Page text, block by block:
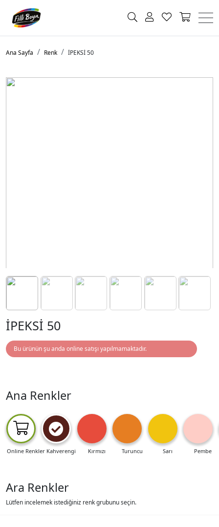
Ana Sayfa Renk İPEKSİ 50
İPEKSİ 50
Bu ürünün şu anda online satışı yapılmamaktadır.
Ana Renkler
Online Renkler Kahverengi Kırmızı Turuncu Sarı Pembe
Ara Renkler
Lütfen incelemek istediğiniz renk grubunu seçin.